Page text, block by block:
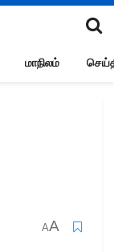
மாநிலம்
AA